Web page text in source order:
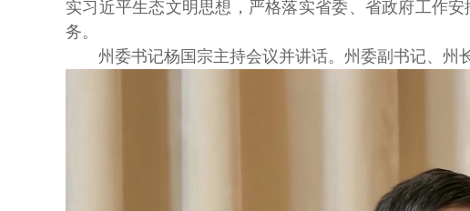
实习近平生态文明思想，严格落实省委、省政府工作
务。
州委书记杨国宗主持会议并讲话。州委副书记、州